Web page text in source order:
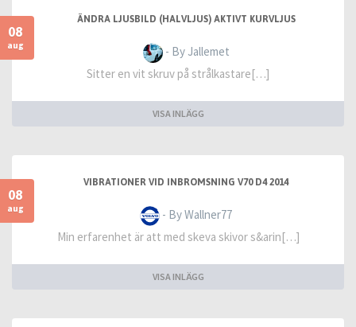
08
aug
ÄNDRA LJUSBILD (HALVLJUS) AKTIVT KURVLJUS
- By Jallemet
Sitter en vit skruv på strålkastare[…]
VISA INLÄGG
08
aug
VIBRATIONER VID INBROMSNING V70 D4 2014
- By Wallner77
Min erfarenhet är att med skeva skivor s&arin[…]
VISA INLÄGG